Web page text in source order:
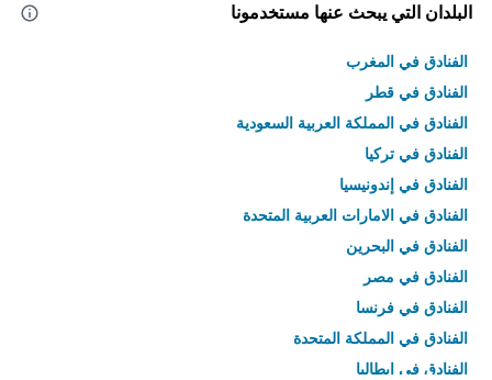
البلدان التي يبحث عنها مستخدمونا
الفنادق في المغرب
الفنادق في قطر
الفنادق في المملكة العربية السعودية
الفنادق في تركيا
الفنادق في إندونيسيا
الفنادق في الامارات العربية المتحدة
الفنادق في البحرين
الفنادق في مصر
الفنادق في فرنسا
الفنادق في المملكة المتحدة
الفنادق في إيطاليا